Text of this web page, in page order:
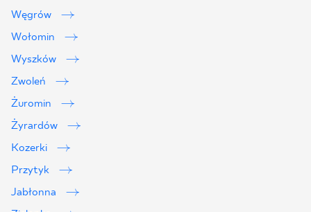
Węgrów
Wołomin
Wyszków
Zwoleń
Żuromin
Żyrardów
Kozerki
Przytyk
Jabłonna